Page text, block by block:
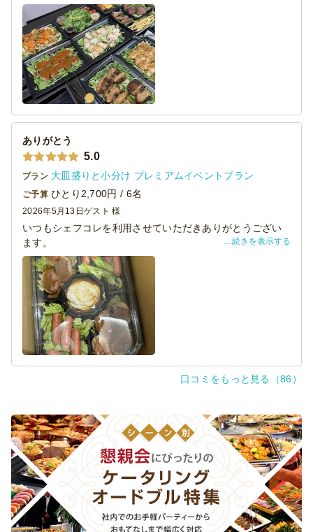
本日は懇親会にて、貴店をご利用させていただきました。
料理の見た目は素晴らしく、大変満足しております。
機会がございましたら、ぜひご利用させていただきます。
ありがとう
5.0
プラン 大皿盛りと小分け プレミアムイベントプラン
ご予算 ひとり2,700円 / 6名
2026年5月13日 ゲスト 様
いつもシェフコレを利用させていただきありがとうござい
ます。
本日は懇親会にて、貴店をご利用させていただきました。
料理の見た目は素晴らしく、大変満足しております。
機会がございましたら、ぜひまたご利用させていただきま
す。
続きを表示する
口コミをもっと見る（86）